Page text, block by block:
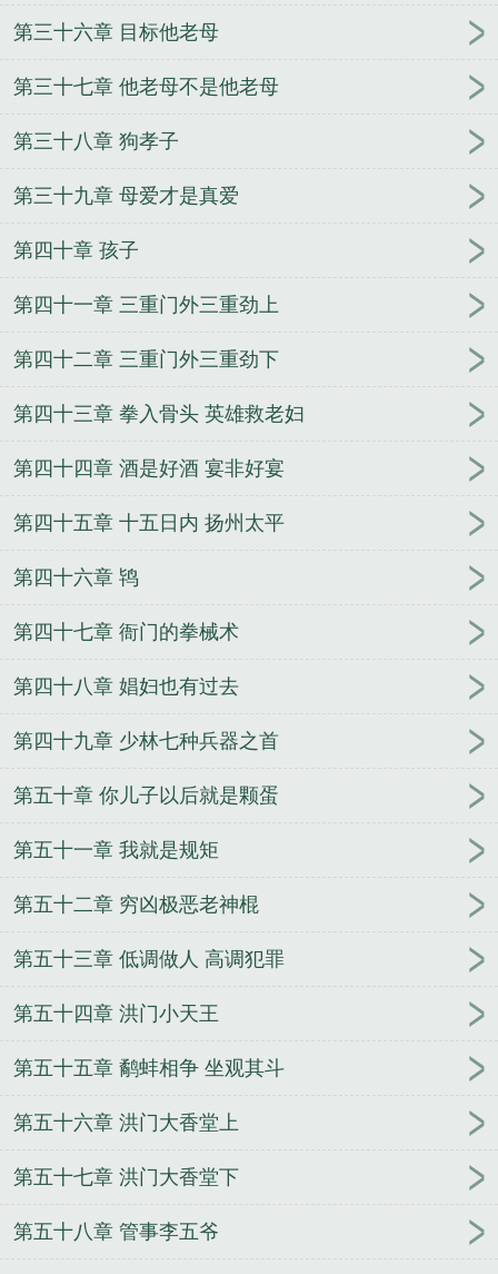
第三十六章 目标他老母
第三十七章 他老母不是他老母
第三十八章 狗孝子
第三十九章 母爱才是真爱
第四十章 孩子
第四十一章 三重门外三重劲上
第四十二章 三重门外三重劲下
第四十三章 拳入骨头 英雄救老妇
第四十四章 酒是好酒 宴非好宴
第四十五章 十五日内 扬州太平
第四十六章 鸨
第四十七章 衙门的拳械术
第四十八章 娼妇也有过去
第四十九章 少林七种兵器之首
第五十章 你儿子以后就是颗蛋
第五十一章 我就是规矩
第五十二章 穷凶极恶老神棍
第五十三章 低调做人 高调犯罪
第五十四章 洪门小天王
第五十五章 鹬蚌相争 坐观其斗
第五十六章 洪门大香堂上
第五十七章 洪门大香堂下
第五十八章 管事李五爷